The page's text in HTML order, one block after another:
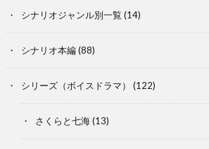
シナリオジャンル別一覧 (14)
シナリオ本編(88)
シリーズ（ボイスドラマ） (122)
さくらと七海(13)